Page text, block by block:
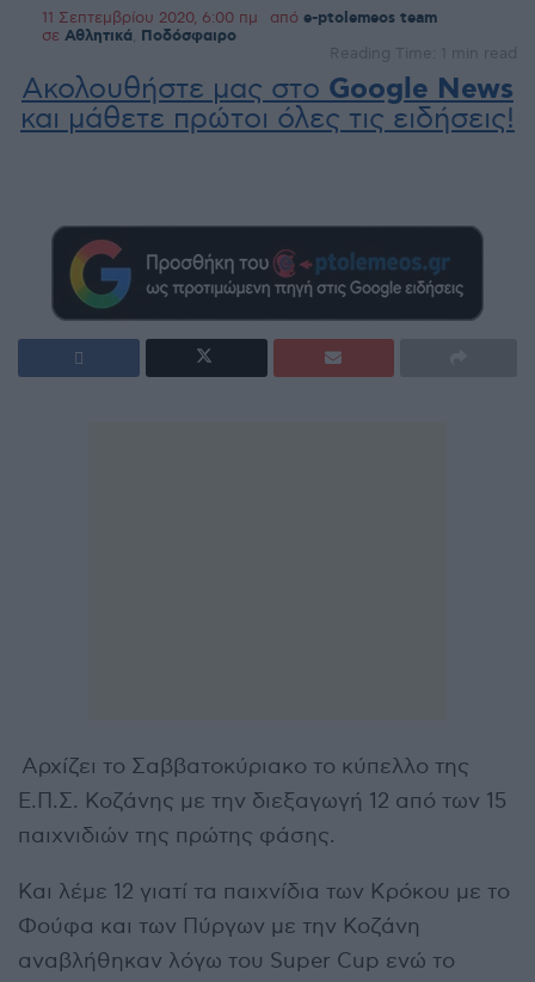
11 Σεπτεμβρίου 2020, 6:00 πμ από e-ptolemeos team
σε Αθλητικά Ποδόσφαιρο
Reading Time: 1 min read
Ακολουθήστε μας στο Google News
και μάθετε πρώτοι όλες τις ειδήσεις!
Αρχίζει το Σαββατοκύριακο το κύπελλο της
Ε.Π.Σ. Κοζάνης με την διεξαγωγή 12 από των 15
παιχνιδιών της πρώτης φάσης.
Και λέμε 12 γιατί τα παιχνίδια των Κρόκου με το
Φούφα και των Πύργων με την Κοζάνη
αναβλήθηκαν λόγω του Super Cup ενώ το